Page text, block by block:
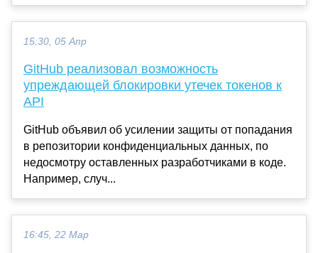
15:30, 05 Апр
GitHub реализовал возможность
упреждающей блокировки утечек токенов к
API
GitHub объявил об усилении защиты от попадания
в репозитории конфиденциальных данных, по
недосмотру оставленных разработчиками в коде.
Например, случ...
16:45, 22 Мар